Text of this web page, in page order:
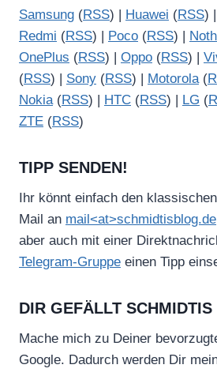
Samsung (RSS) | Huawei (RSS) |
Redmi (RSS) | Poco (RSS) |
OnePlus (RSS) | Oppo (RSS) |
(RSS) | Sony (RSS) | Motorola(
Nokia(RSS) | HTC (RSS) | LG (
ZTE (RSS)
TIPP SENDEN!
Ihr könnt einfach den
Mail an mail<at>schmidtisblog.de
aber auch mit einer
Telegram-Gruppe einen Tipp
DIR GEFÄLLT
Mache mich zu Deiner
Google. Dadurch werden Dir